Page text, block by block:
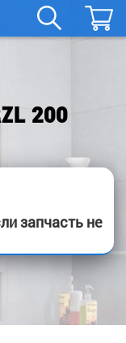
Заказать
200
запчасть не